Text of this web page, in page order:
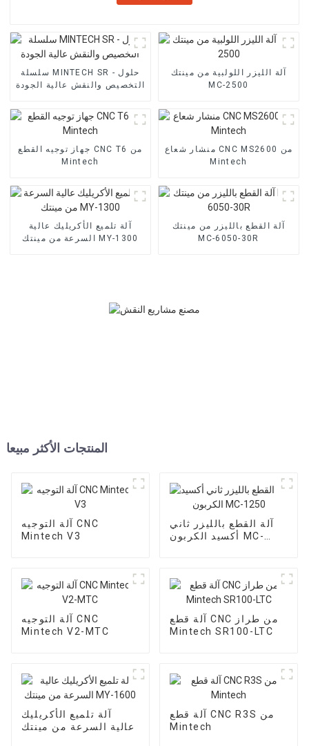
سلسلة MINTECH SR - حلول
التخصيص والنقش عالية الجودة
آلة الليزر اللولبية من مينتك
MC-2500
جهاز توجيه القطع CNC T6 من
Mintech
منشار شعاع CNC MS2600 من
Mintech
آلة تلميع الأكريليك عالية
السرعة من مينتك MY-1300
آلة القطع بالليزر من مينتك
MC-6050-30R
المنتجات الأكثر مبيعا
آلة التوجيه CNC
Mintech V3
آلة القطع بالليزر ثاني
أكسيد الكربون MC-
آلة التوجيه CNC
Mintech V2-MTC
آلة قطع CNC من طراز
Mintech SR100-LTC
آلة تلميع الأكريليك
عالية السرعة من مينتك
آلة قطع CNC R3S من
Mintech